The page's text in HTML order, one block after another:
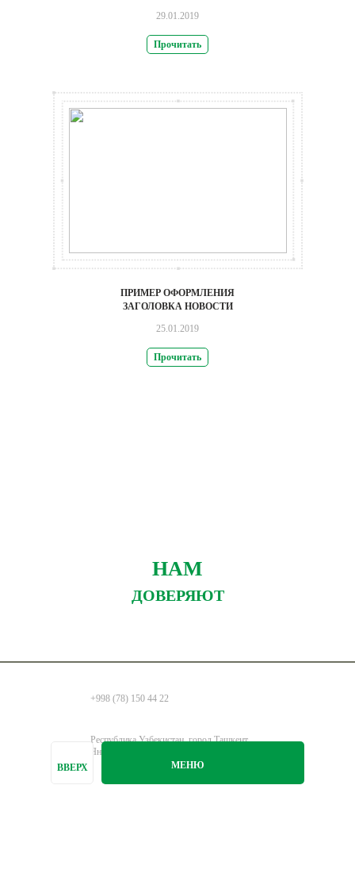
29.01.2019
Прочитать
ПРИМЕР ОФОРМЛЕНИЯ
ЗАГОЛОВКА НОВОСТИ
25.01.2019
Прочитать
НАМ
ДОВЕРЯЮТ
+998 (78) 150 44 22
Республика Узбекистан, город Ташкент,
Янгихаётский район, улица Навруз 236А
ВВЕРХ МЕНЮ